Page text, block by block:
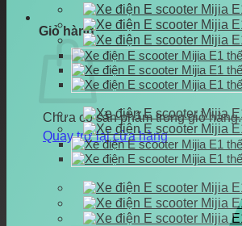
Giỏ hàng
Chưa có sản phẩm trong giỏ hàng.
Quay trở lại cửa hàng